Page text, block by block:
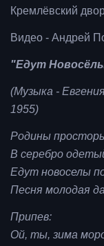
Кремлёвский
Видео - Андрей
"Едут
(Музыка -
1955)
Родины
В серебро
Едут новоселы
Песня молодая
Припев:
Ой, ты, зима